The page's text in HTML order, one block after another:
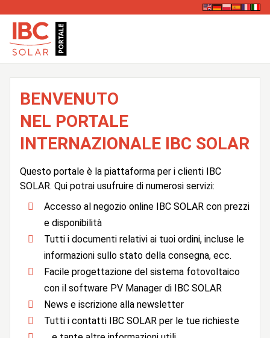
BENVENUTO
NEL PORTALE
INTERNAZIONALE IBC SOLAR
Questo portale è la piattaforma per i clienti IBC
SOLAR. Qui potrai usufruire di numerosi servizi:
Accesso al negozio online IBC SOLAR con prezzi
e disponibilità
Tutti i documenti relativi ai tuoi ordini, incluse le
informazioni sullo stato della consegna, ecc.
Facile progettazione del sistema fotovoltaico
con il software PV Manager di IBC SOLAR
News e iscrizione alla newsletter
Tutti i contatti IBC SOLAR per le tue richieste